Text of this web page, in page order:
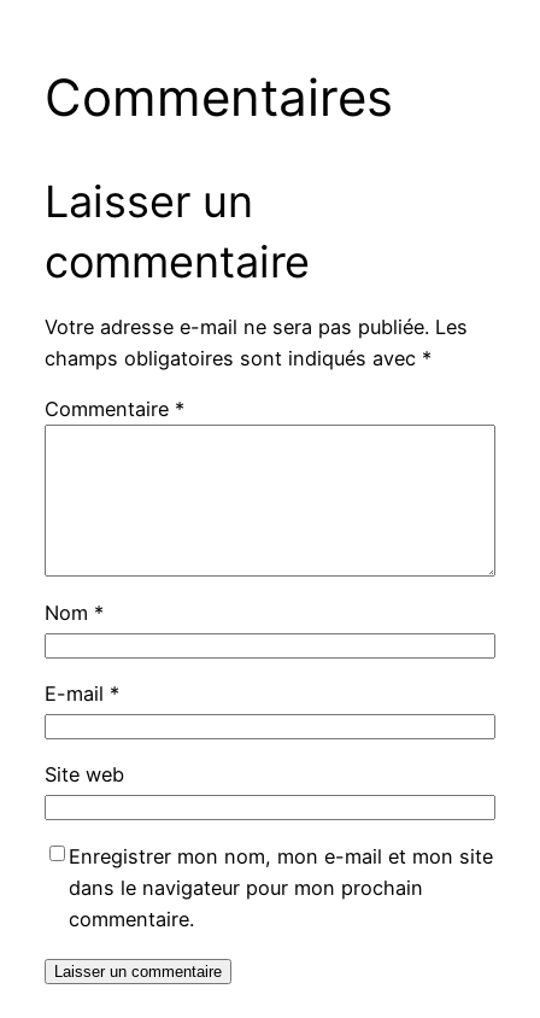
Commentaires
Laisser un
commentaire
Votre adresse e-mail ne sera pas publiée. Les
champs obligatoires sont indiqués avec *
Commentaire *
Nom *
E-mail *
Site web
Enregistrer mon nom, mon e-mail et mon site
dans le navigateur pour mon prochain
commentaire.